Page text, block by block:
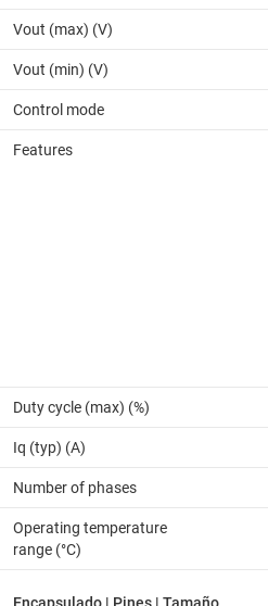
Vout (max) (V)
Vout (min) (V)
Control mode
Features
Duty cycle (max) (%)
Iq (typ) (A)
Number of phases
Operating temperature
range (°C)